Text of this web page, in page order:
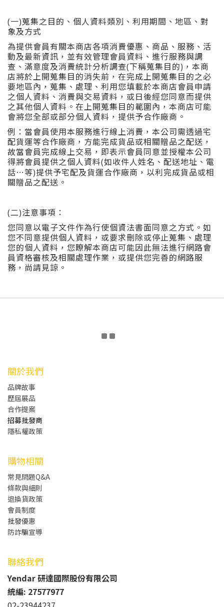
(一)蒐集之目的、個人資料類別、利用期間、地區、對
象及方式
為提供會員有關本商店各項消費優惠、商品、服務、活
動及最新資訊，並有效管理會員資料、進行服務與調
查、滿意度及消費統計分析調查(下稱蒐集目的)，本商
店將於上開蒐集目的消失前，在完成上開蒐集目的之必
要地區內，蒐集、處理、利用您填載於本商店會員申請
之個人資料、消費與交易資料，或日後經您同意而提供
之其他個人資料。在上開蒐集目的範圍內，本商店可能
會將您全部或部分個人資料，提供予合作廠商。
例：當會員使用本服務進行線上消費，本公司需透過宅
配貨運等合作廠商，方能完成貨品或相關贈品之配送，
故當會員完成線上交易，即表示會員同意並授權本公司
得將會員提供之個人資料(如收件人姓名、配送地址、電
話…等)提供予宅配及貨運合作廠商，以利完成貨品或相
關贈品之配送。
(二)注意事項：
您同意以電子文件作為行使個資法書面同意之方式。如
您不同意提供個人資料，或要求刪除或停止蒐集、處理
您的個人資料，您瞭解本商店可能因此無法進行網路會
員資格審核及相關處理作業，或提供您完善的網路服
務，尚請見諒。
關於我們
品牌故事
歷屆展品
合作提案
招募批發商
隱私權政策
購物相關
常見問題Q&A
條款與細則
退換貨政策
會員制度
批發優惠
防詐騙宣導
聯絡我們
Yendar 研達國際股份有限公司
統編: 27577977